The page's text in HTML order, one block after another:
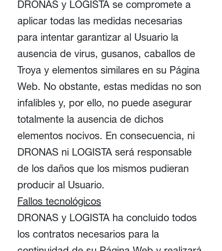
DRONAS y LOGISTA se compromete a
aplicar todas las medidas necesarias
para intentar garantizar al Usuario la
ausencia de virus, gusanos, caballos de
Troya y elementos similares en su Página
Web. No obstante, estas medidas no son
infalibles y, por ello, no puede asegurar
totalmente la ausencia de dichos
elementos nocivos. En consecuencia, ni
DRONAS ni LOGISTA será responsable
de los daños que los mismos pudieran
producir al Usuario.
Fallos tecnológicos
DRONAS y LOGISTA ha concluido todos
los contratos necesarios para la